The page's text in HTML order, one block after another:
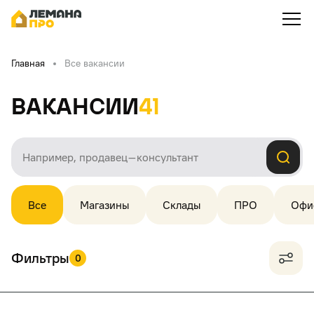
Главная Все вакансии
Вакансии41
Все Магазины Склады ПРО
Фильтры 0